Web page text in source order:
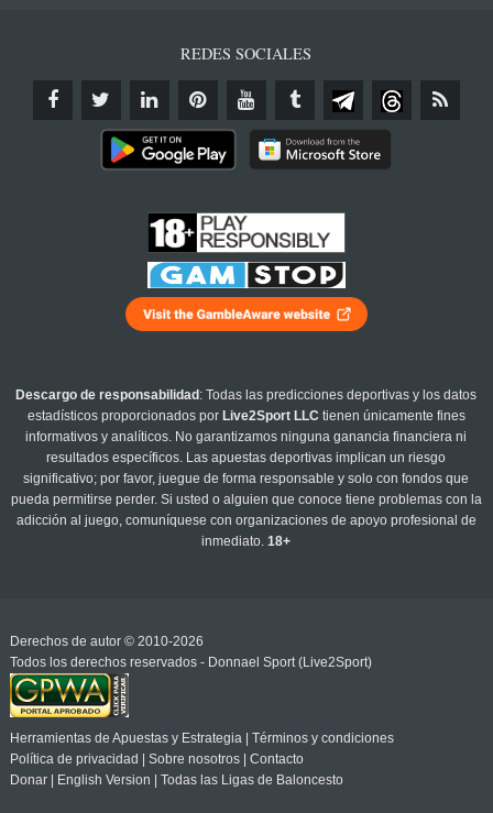
REDES SOCIALES
Descargo de responsabilidad : Todas las predicciones deportivas y los datos
estadísticos proporcionados por Live2Sport LLC tienen únicamente fines
informativos y analíticos. No garantizamos ninguna ganancia financiera ni
resultados específicos. Las apuestas deportivas implican un riesgo
significativo; por favor, juegue de forma responsable y solo con fondos que
pueda permitirse perder. Si usted o alguien que conoce tiene problemas con la
adicción al juego, comuníquese con organizaciones de apoyo profesional de
inmediato.18+
Derechos de autor © 2010-2026
Todos los derechos reservados - Donnael Sport (Live2Sport)
Herramientas de Apuestas y Estrategia| Términos y condiciones
Política de privacidad
Sobre nosotros| Contacto
Donar| English Version Todas las Ligas de Baloncesto